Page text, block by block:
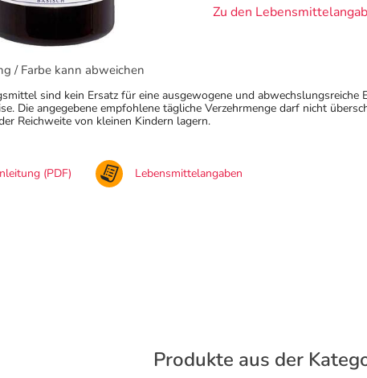
/ Farbe kann abweichen
Zu den
sind kein Ersatz für eine ausgewogene und abwechslungsreiche
Die angegebene empfohlene tägliche Verzehrmenge darf nicht
Reichweite von kleinen Kindern lagern.
(PDF) Lebensmittelangaben
Produkte aus der